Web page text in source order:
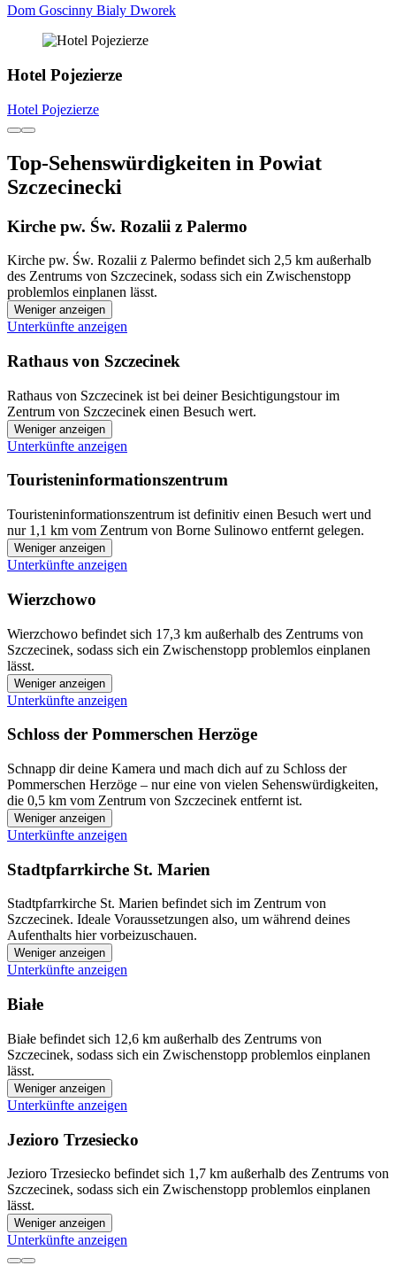
Dom Goscinny Bialy Dworek
Hotel Pojezierze
Hotel Pojezierze
Top-Sehenswürdigkeiten in Powiat
Szczecinecki
Kirche pw. Św. Rozalii z Palermo
Kirche pw. Św. Rozalii z Palermo befindet sich 2,5 km außerhalb
des Zentrums von Szczecinek, sodass sich ein Zwischenstopp
problemlos einplanen lässt.
Weniger anzeigen
Unterkünfte anzeigen
Rathaus von Szczecinek
Rathaus von Szczecinek ist bei deiner Besichtigungstour im
Zentrum von Szczecinek einen Besuch wert.
Weniger anzeigen
Unterkünfte anzeigen
Touristeninformationszentrum
Touristeninformationszentrum ist definitiv einen Besuch wert und
nur 1,1 km vom Zentrum von Borne Sulinowo entfernt gelegen.
Weniger anzeigen
Unterkünfte anzeigen
Wierzchowo
Wierzchowo befindet sich 17,3 km außerhalb des Zentrums von
Szczecinek, sodass sich ein Zwischenstopp problemlos einplanen
lässt.
Weniger anzeigen
Unterkünfte anzeigen
Schloss der Pommerschen Herzöge
Schnapp dir deine Kamera und mach dich auf zu Schloss der
Pommerschen Herzöge – nur eine von vielen Sehenswürdigkeiten,
die 0,5 km vom Zentrum von Szczecinek entfernt ist.
Weniger anzeigen
Unterkünfte anzeigen
Stadtpfarrkirche St. Marien
Stadtpfarrkirche St. Marien befindet sich im Zentrum von
Szczecinek. Ideale Voraussetzungen also, um während deines
Aufenthalts hier vorbeizuschauen.
Weniger anzeigen
Unterkünfte anzeigen
Białe
Białe befindet sich 12,6 km außerhalb des Zentrums von
Szczecinek, sodass sich ein Zwischenstopp problemlos einplanen
lässt.
Weniger anzeigen
Unterkünfte anzeigen
Jezioro Trzesiecko
Jezioro Trzesiecko befindet sich 1,7 km außerhalb des Zentrums von
Szczecinek, sodass sich ein Zwischenstopp problemlos einplanen
lässt.
Weniger anzeigen
Unterkünfte anzeigen